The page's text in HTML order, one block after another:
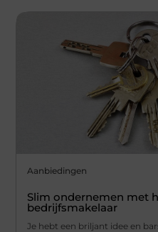
Aanbiedingen
Slim ondernemen met
bedrijfsmakelaar
Je hebt een briljant idee en